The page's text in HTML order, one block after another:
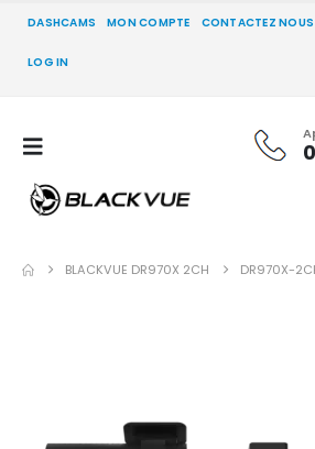
DASHCAMS MON COMPTE CONTACTEZ NOUS
LOG IN
BLACKVUE DR970X 2CH DR970X-